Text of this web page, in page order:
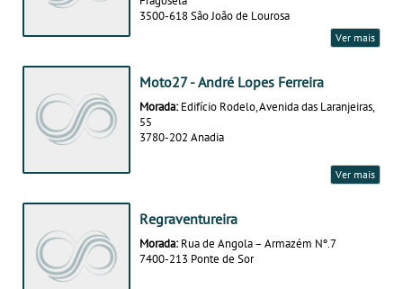
3500-618 São João de Lourosa
Ver mais
Moto27 - André Lopes Ferreira
Morada: Edifício Rodelo, Avenida das Laranjeiras,
55
3780-202 Anadia
Ver mais
Regraventureira
Morada: Rua de Angola – Armazém Nº.7
7400-213 Ponte de Sor